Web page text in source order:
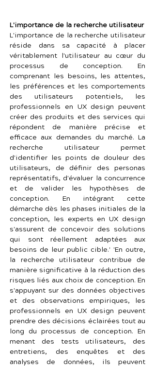
L'importance de la recherche utilisateur
L'importance de la recherche utilisateur
réside dans sa capacité à placer
véritablement l'utilisateur au cœur du
processus de conception. En
comprenant les besoins, les attentes,
les préférences et les comportements
des utilisateurs potentiels, les
professionnels en UX design peuvent
créer des produits et des services qui
répondent de manière précise et
efficace aux demandes du marché. La
recherche utilisateur permet
d'identifier les points de douleur des
utilisateurs, de définir des personas
représentatifs, d'évaluer la concurrence
et de valider les hypothèses de
conception. En intégrant cette
démarche dès les phases initiales de la
conception, les experts en UX design
s'assurent de concevoir des solutions
qui sont réellement adaptées aux
besoins de leur public cible.' 'En outre,
la recherche utilisateur contribue de
manière significative à la réduction des
risques liés aux choix de conception. En
s'appuyant sur des données objectives
et des observations empiriques, les
professionnels en UX design peuvent
prendre des décisions éclairées tout au
long du processus de conception. En
menant des tests utilisateurs, des
entretiens, des enquêtes et des
analyses de données, ils peuvent